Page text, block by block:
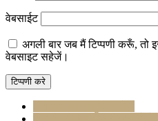
वेबसाईट
अगली बार जब मैं टिप्पणी करूँ, तो
वेबसाइट सहेजें।